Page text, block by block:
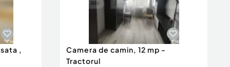
,
Camera de camin, 12 mp -
Tractorul